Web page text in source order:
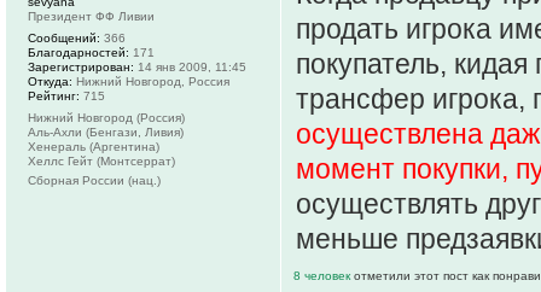
продать игрока
покупатель, кидая
трансфер игрока,
осуществлена
момент покупки,
осуществлять
меньше
8 человек отметили этот пост как
Президент ФФ Ливии
Сообщений: 366
Благодарностей: 171
Зарегистрирован: 14 янв 2009, 11:45
Откуда: Нижний Новгород, Россия
Рейтинг: 715
Нижний Новгород (Россия)
Аль-Ахли (Бенгази, Ливия)
Хенераль (Аргентина)
Хеллс Гейт (Монтсеррат)
Сборная России (нац.)